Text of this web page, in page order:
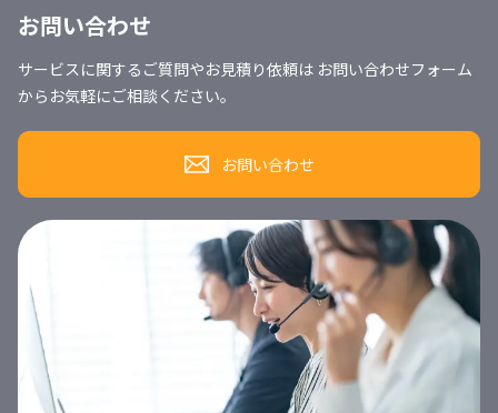
お問い合わせ
サービスに関するご質問やお見積り依頼は お問い合わせフォーム
からお気軽にご相談ください。
お問い合わせ